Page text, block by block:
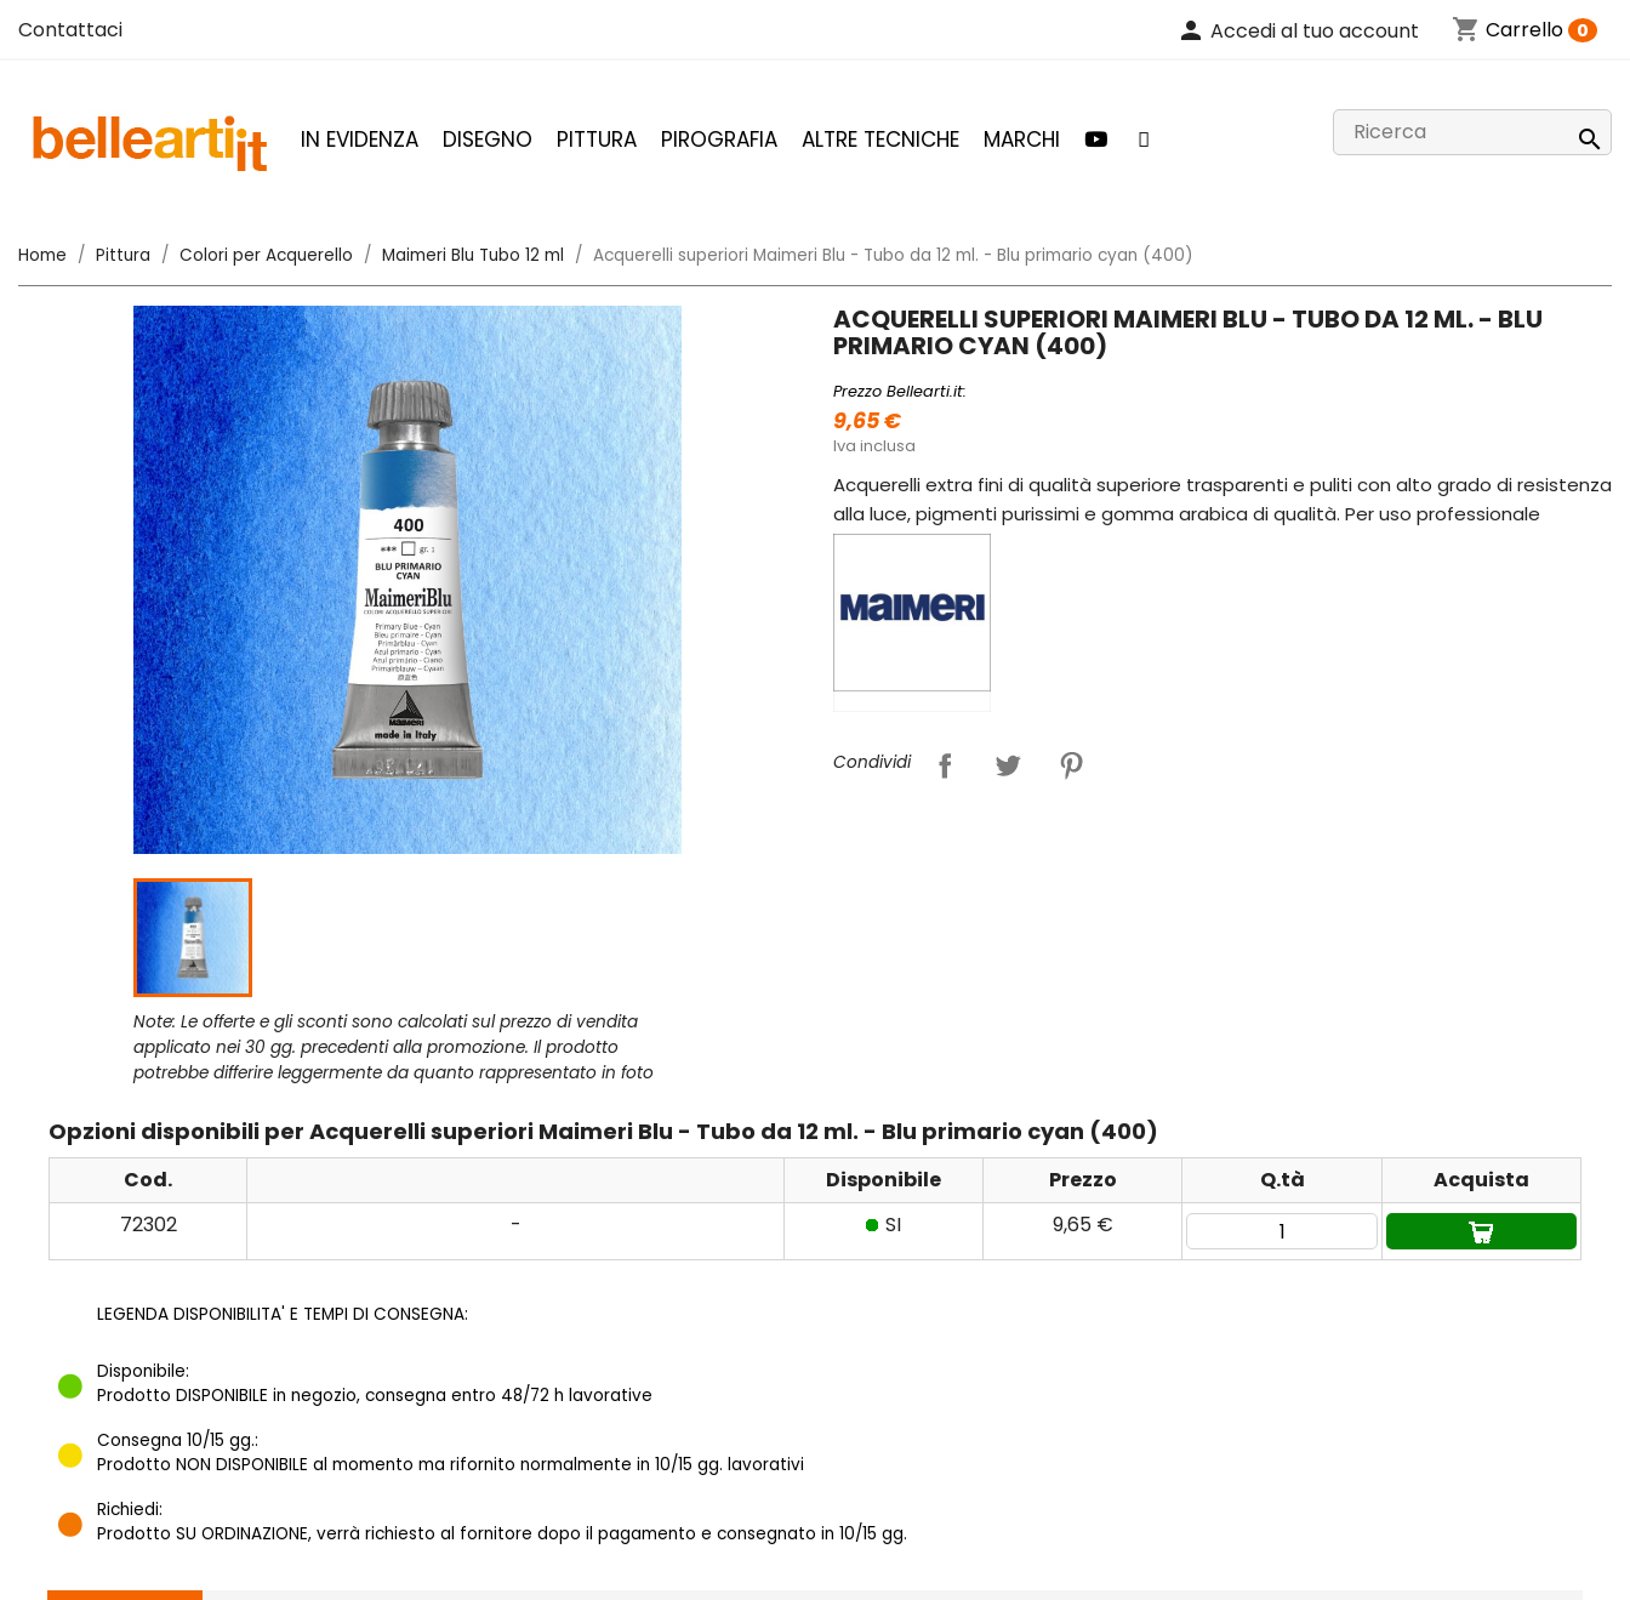
Contattaci person Accedi al tuo account shopping_cart Carrello 0
IN EVIDENZA DISEGNO PITTURA PIROGRAFIA ALTRE TECNICHE MARCHI 
Home Pittura Colori per Acquerello Maimeri Blu Tubo 12 ml Acquerelli superiori Maimeri Blu - Tubo da 12 ml. - Blu primario cyan (400)
Note: Le offerte e gli sconti sono calcolati sul prezzo di vendita
applicato nei 30 gg. precedenti alla promozione. Il prodotto
potrebbe differire leggermente da quanto rappresentato in foto
ACQUERELLI SUPERIORI MAIMERI BLU - TUBO DA 12 ML. - BLU
PRIMARIO CYAN (400)
Prezzo Bellearti.it:
9,65 €
Iva inclusa
Acquerelli extra fini di qualità superiore trasparenti e puliti con alto grado di resistenza
alla luce, pigmenti purissimi e gomma arabica di qualità. Per uso professionale
Condividi
Opzioni disponibili per Acquerelli superiori Maimeri Blu - Tubo da 12 ml. - Blu primario cyan (400)
Cod. Disponibile Prezzo Q.tà
Acquista
72302
- SI 9,65 €
LEGENDA DISPONIBILITA' E TEMPI DI CONSEGNA:
Disponibile:
Prodotto DISPONIBILE in negozio, consegna entro 48/72 h lavorative
Consegna 10/15 gg.:
Prodotto NON DISPONIBILE al momento ma rifornito normalmente in 10/15 gg. lavorativi
Richiedi:
Prodotto SU ORDINAZIONE, verrà richiesto al fornitore dopo il pagamento e consegnato in 10/15 gg.